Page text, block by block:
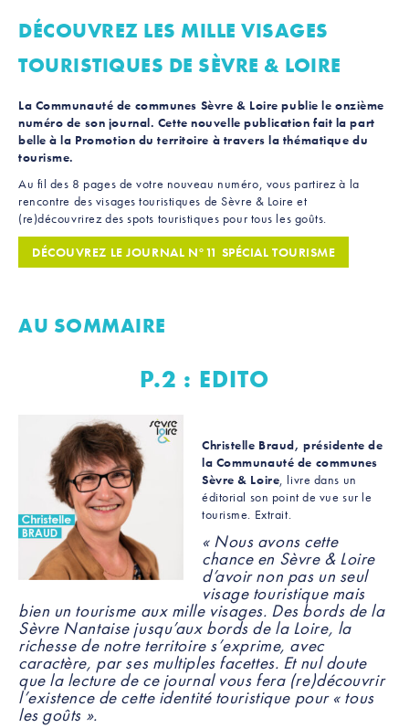
DÉCOUVREZ LES MILLE VISAGES
TOURISTIQUES DE SÈVRE & LOIRE
La Communauté de communes Sèvre & Loire publie le onzième
numéro de son journal. Cette nouvelle publication fait la part
belle à la Promotion du territoire à travers la thématique du
tourisme.
Au fil des 8 pages de votre nouveau numéro, vous partirez à la
rencontre des visages touristiques de Sèvre & Loire et
(re)découvrirez des spots touristiques pour tous les goûts.
DÉCOUVREZ LE JOURNAL N°11 SPÉCIAL TOURISME
AU SOMMAIRE
P.2 : EDITO
Christelle Braud, présidente de
la Communauté de communes
Sèvre & Loire, livre dans un
éditorial son point de vue sur le
tourisme. Extrait.
« Nous avons cette
chance en Sèvre & Loire
d’avoir non pas un seul
visage touristique mais
bien un tourisme aux mille visages. Des bords de la
Sèvre Nantaise jusqu’aux bords de la Loire, la
richesse de notre territoire s’exprime, avec
caractère, par ses multiples facettes. Et nul doute
que la lecture de ce journal vous fera (re)découvrir
l’existence de cette identité touristique pour « tous
les goûts ».